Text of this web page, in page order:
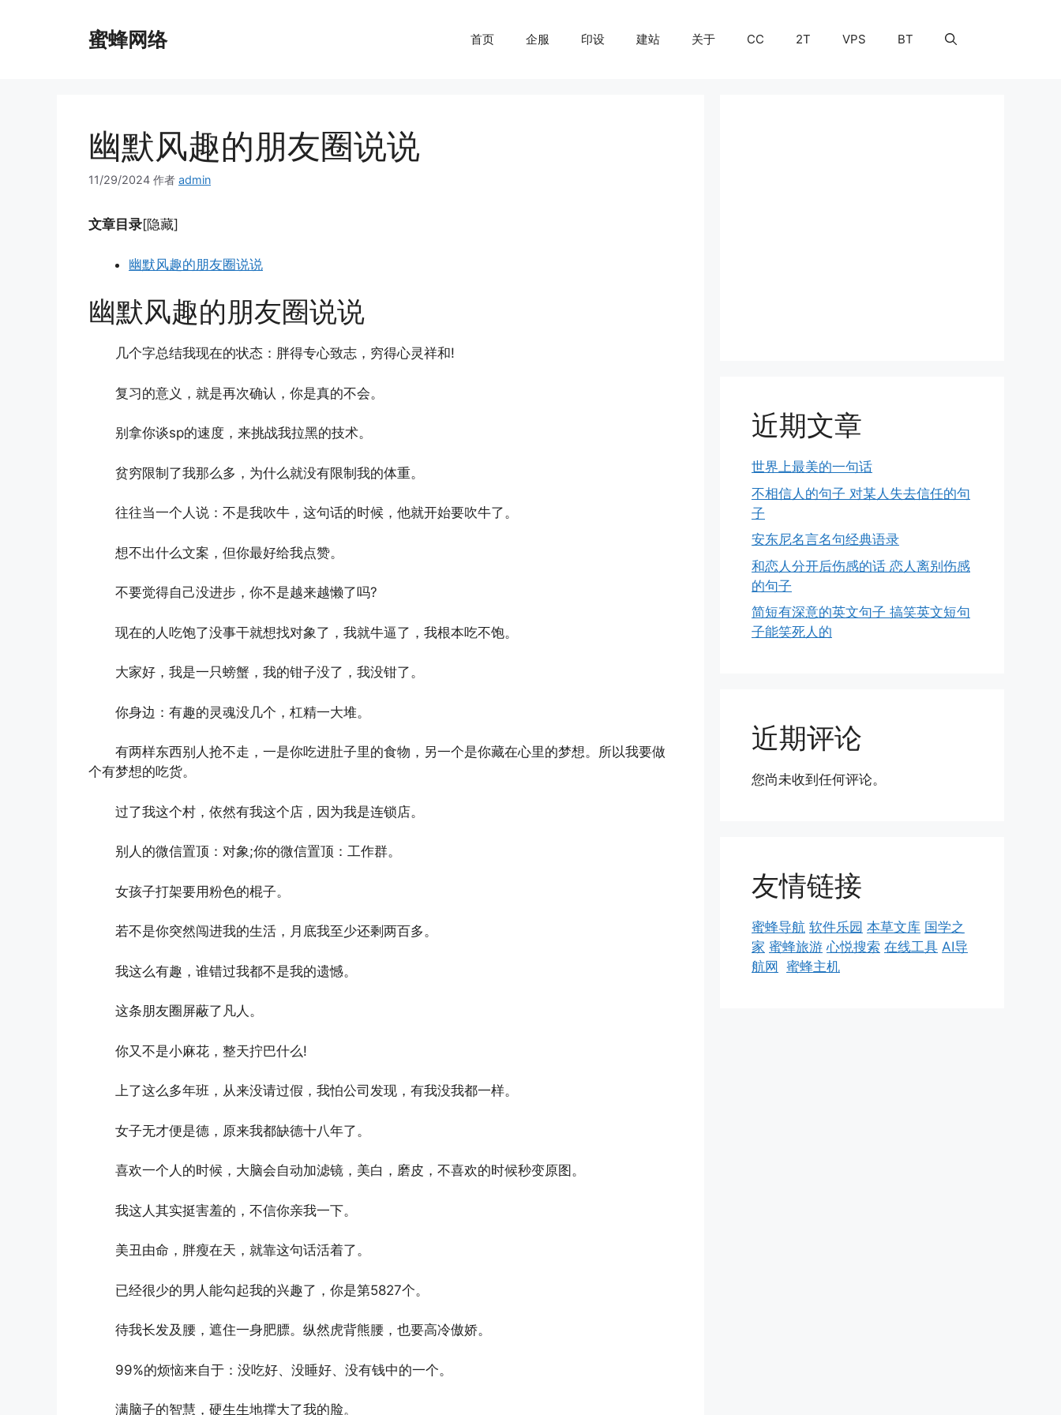
蜜蜂网络 首页 企服 印设 建站 关于 CC 2T VPS BT
幽默风趣的朋友圈说说
11/29/2024 作者 admin
文章目录[隐藏]
幽默风趣的朋友圈说说
幽默风趣的朋友圈说说
几个字总结我现在的状态：胖得专心致志，穷得心灵祥和!
复习的意义，就是再次确认，你是真的不会。
别拿你谈sp的速度，来挑战我拉黑的技术。
贫穷限制了我那么多，为什么就没有限制我的体重。
往往当一个人说：不是我吹牛，这句话的时候，他就开始要吹牛了。
想不出什么文案，但你最好给我点赞。
不要觉得自己没进步，你不是越来越懒了吗?
现在的人吃饱了没事干就想找对象了，我就牛逼了，我根本吃不饱。
大家好，我是一只螃蟹，我的钳子没了，我没钳了。
你身边：有趣的灵魂没几个，杠精一大堆。
有两样东西别人抢不走，一是你吃进肚子里的食物，另一个是你藏在心里的梦想。所以我要做
个有梦想的吃货。
过了我这个村，依然有我这个店，因为我是连锁店。
别人的微信置顶：对象;你的微信置顶：工作群。
女孩子打架要用粉色的棍子。
若不是你突然闯进我的生活，月底我至少还剩两百多。
我这么有趣，谁错过我都不是我的遗憾。
这条朋友圈屏蔽了凡人。
你又不是小麻花，整天拧巴什么!
上了这么多年班，从来没请过假，我怕公司发现，有我没我都一样。
女子无才便是德，原来我都缺德十八年了。
喜欢一个人的时候，大脑会自动加滤镜，美白，磨皮，不喜欢的时候秒变原图。
我这人其实挺害羞的，不信你亲我一下。
美丑由命，胖瘦在天，就靠这句话活着了。
已经很少的男人能勾起我的兴趣了，你是第5827个。
待我长发及腰，遮住一身肥膘。纵然虎背熊腰，也要高冷傲娇。
99%的烦恼来自于：没吃好、没睡好、没有钱中的一个。
满脑子的智慧，硬生生地撑大了我的脸。
近期文章
世界上最美的一句话
不相信人的句子 对某人失去信任的句
子
安东尼名言名句经典语录
和恋人分开后伤感的话 恋人离别伤感
的句子
简短有深意的英文句子 搞笑英文短句
子能笑死人的
近期评论
您尚未收到任何评论。
友情链接
蜜蜂导航 软件乐园 本草文库 国学之
家 蜜蜂旅游 心悦搜索 在线工具 AI导
航网
蜜蜂主机